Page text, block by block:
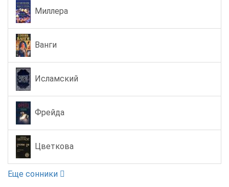
Миллера
Ванги
Исламский
Фрейда
Цветкова
Еще сонники